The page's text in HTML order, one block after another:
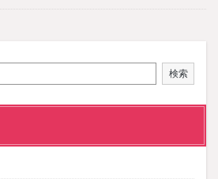
検索